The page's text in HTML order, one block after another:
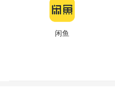
闲鱼